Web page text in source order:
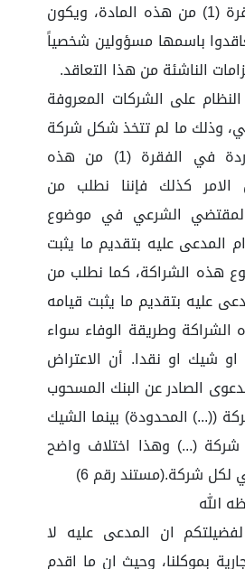
المذكورة في الفقرة (1) من هذه المادة، ويكون
باسمها مسؤولين شخصياً
الناشئة من هذا التعاقد.
على الشركات المعروفة
وذلك ما لم تتخذ شكل شركة
من الشركات الواردة في الفقرة (1) من هذه
الامر كذلك فإننا نطلب من
الشرعي في موضوع
المدعى عليه بتقديم ما يثبت
هذه الشراكة، كما نطلب من
عليه بتقديم ما يثبت قيامه
الشراكة وطريقة الوفاء سواء
شيك او نقدا. أن الاعتراض
الصادر عن البنك المسحوب
((...) المحدودة) بينما الشيك
(...) وهذا اختلاف واضح
لكل شركة.(مستند رقم 6)
الله
ان المدعى عليه لا
بموكلنا، وحيث ان ما اقدم